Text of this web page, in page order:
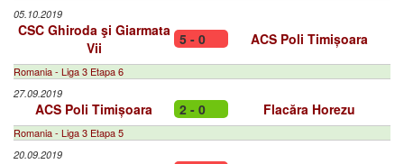
05.10.2019
CSC Ghiroda şi Giarmata
Vii
5 - 0 ACS Poli Timișoara
Romania - Liga 3 Etapa 6
27.09.2019
ACS Poli Timișoara 2 - 0 Flacăra Horezu
Romania - Liga 3 Etapa 5
20.09.2019